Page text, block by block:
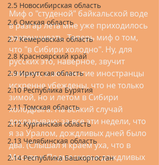
2.5 Новосибирская область
2.6 Омская область
2.7 Кемеровская область
2.8 Красноярский край
2.9 Иркутская область
2.10 Республика Бурятия
2.11 Томская область
2.12 Курганская область
2.13 Челябинская область
2.14 Республика Башкортостан
Миф о "студеной" байкальской воде
в разгар лета мне уже приходилось
развенчивать. Теперь миф о том,
что "в Сибири холодно". Ну, для
русских это, наверное, звучит
смешно, а вот многие иностранцы
искренне убеждены, что не только
зимой, но и летом в Сибири
холодрыга. На всякий случай
докладываю: за все эти недели, что
я за Уралом, дождливых дней было
два. (Слышал я краем уха, что в
Москве и Подмосковье дождливых